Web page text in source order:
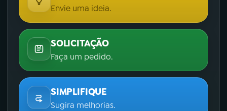
Envie uma ideia.
SOLICITAÇÃO
Faça um pedido.
SIMPLIFIQUE
Sugira melhorias.